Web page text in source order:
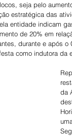
seja pelo
estratégica das
entidade indicam
de 20% em
durante e após o
como indutora da
da